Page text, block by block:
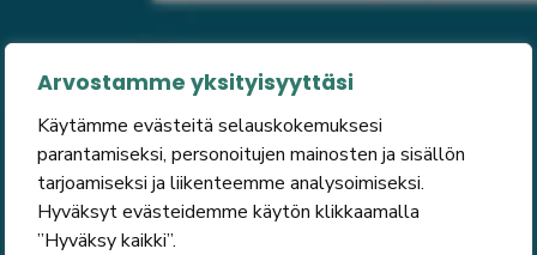
Arvostamme yksityisyyttäsi
Käytämme evästeitä selauskokemuksesi
parantamiseksi, personoitujen mainosten ja sisällön
tarjoamiseksi ja liikenteemme analysoimiseksi.
Hyväksyt evästeidemme käytön klikkaamalla
”Hyväksy kaikki”.
Tulevaisuuksia
kaupunkiseudulla
-podcast